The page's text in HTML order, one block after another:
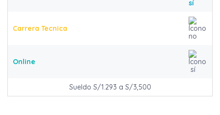
Carrera Tecnica
Online
Sueldo S/1.293 a S/3,500